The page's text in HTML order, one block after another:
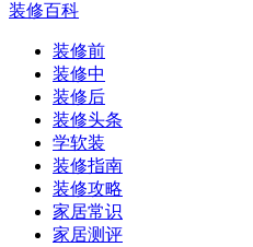
装修百科
装修前
装修中
装修后
装修头条
学软装
装修指南
装修攻略
家居常识
家居测评